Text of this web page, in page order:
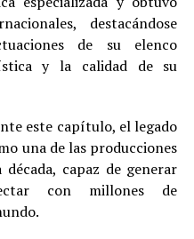
destacándose
de su elenco
y la calidad de su
este capítulo, el legado
una de las producciones
capaz de generar
con millones de